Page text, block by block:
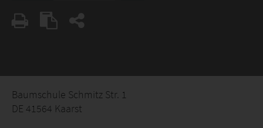
Baumschule Schmitz Str. 1
DE 41564 Kaarst